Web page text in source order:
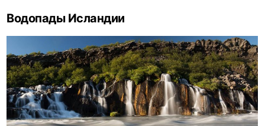
Водопады Исландии